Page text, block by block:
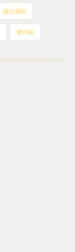
越住越細
迷你箱